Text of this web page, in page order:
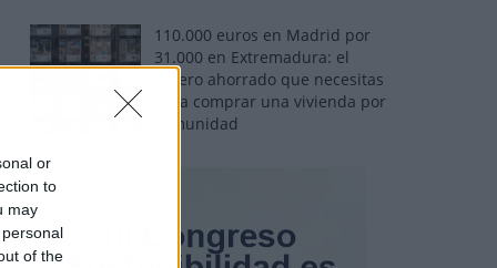
or
to
may
of the
110.000 euros en Madrid por
31.000 en Extremadura: el
dinero ahorrado que necesitas
para comprar una vivienda por
comunidad